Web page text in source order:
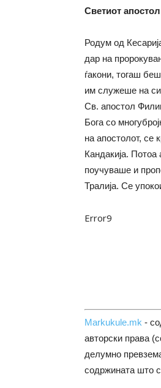
Светиот
Родум од
дар на
ѓакони, тогаш
им служеше на
Св. апостол
Бога со
на апостолот, се
Кандакија. Потоа
поучуваше и
Тралија. Се
Error9
Markukule.mk -
авторски права
делумно
содржината што